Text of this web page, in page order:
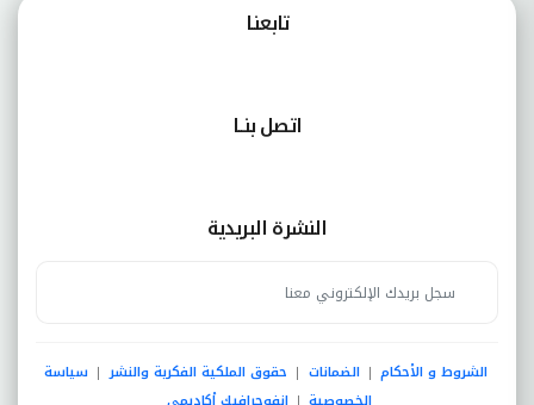
تابعنـا
اتصل بنــا
النشرة البريدية
الشروط و الأحكام | الضمانات | حقوق الملكية الفكرية والنشر | سياسة